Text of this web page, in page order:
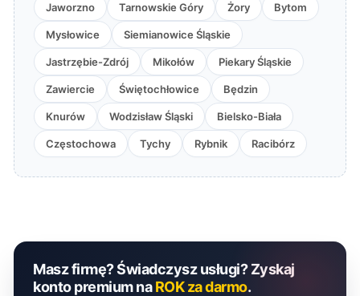
Jaworzno Tarnowskie Góry Żory Bytom
Mysłowice Siemianowice Śląskie
Jastrzębie-Zdrój Mikołów Piekary Śląskie
Zawiercie Świętochłowice Będzin
Knurów Wodzisław Śląski Bielsko-Biała
Częstochowa Tychy Rybnik Racibórz
Masz firmę? Świadczysz usługi? Zyskaj
konto premium naROK za darmo.